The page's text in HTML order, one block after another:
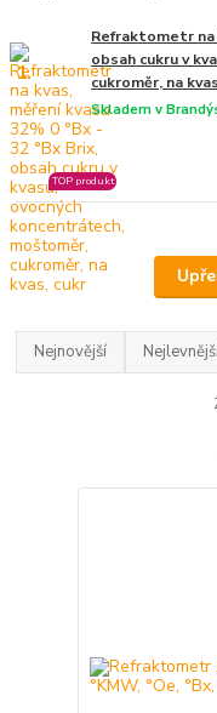
1.
Refraktometr na
obsah cukru v
cukroměr, na
Skladem v
TOP produkt
Nejnovější